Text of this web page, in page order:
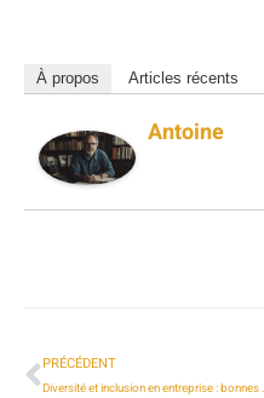
À propos Articles récents
Antoine
PRÉCÉDENT
Diversité et